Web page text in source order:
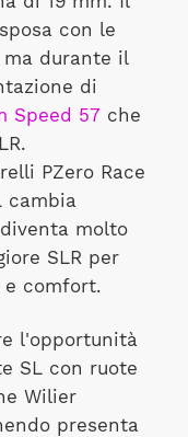
con le
durante il
di
Speed 57 che
PZero Race
cambia
molto
SLR per
comfort.
l'opportunità
SL con ruote
Wilier
presenta